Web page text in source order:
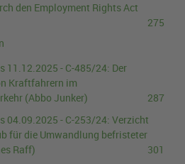
den Employment Rights Act
275
11.12.2025 - C-485/24: Der
Kraftfahrern im
(Abbo Junker)
287
04.09.2025 - C-253/24:Verzicht
für die Umwandlung befristeter
Raff)
301